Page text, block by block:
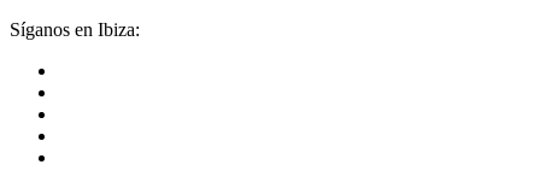
Síganos en Ibiza: